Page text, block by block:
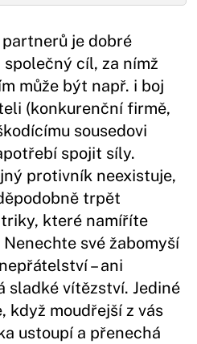
je dobré
cíl, za nímž
může být např. i boj
(konkurenční firmě,
sousedovi
spojit síly.
protivník neexistuje,
trpět
které namíříte
své žabomyší
– ani
sladké vítězství. Jediné
když moudřejší z vás
ustoupí a přenechá